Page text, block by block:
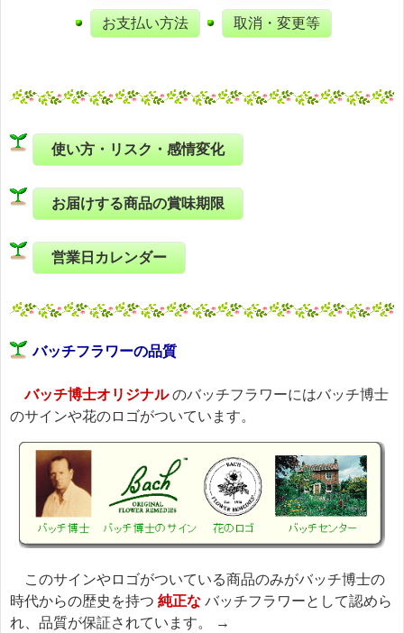
お支払い方法 取消・変更等
使い方・リスク・感情変化
お届けする商品の賞味期限
営業日カレンダー
バッチフラワーの品質
バッチ博士オリジナルのバッチフラワーにはバッチ博士
のサインや花のロゴがついています。
このサインやロゴがついている商品のみがバッチ博士の
時代からの歴史を持つ 純正な バッチフラワーとして認めら
れ、品質が保証されています。 →